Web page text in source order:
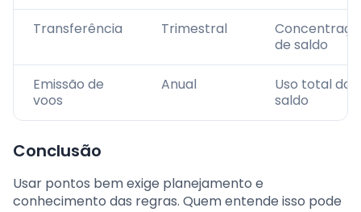
Transferência Trimestral
de saldo
Emissão de
voos
Anual
Uso total do
saldo
Conclusão
Usar pontos bem exige planejamento e
conhecimento das regras. Quem entende isso pode